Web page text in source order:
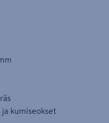
ja kumiseokset